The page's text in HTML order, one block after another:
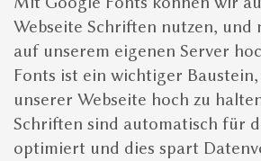
Webseite Schriften nutzen, und
auf unserem eigenen Server
Fonts ist ein wichtiger
unserer Webseite hoch zu
Schriften sind automatisch für
optimiert und dies spart